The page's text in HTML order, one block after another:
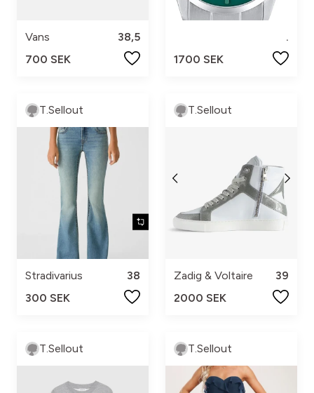
Vans
38,5
700 SEK
.
1700 SEK
T.Sellout
Stradivarius
38
300 SEK
T.Sellout
Zadig & Voltaire
39
2000 SEK
T.Sellout T.Sellout